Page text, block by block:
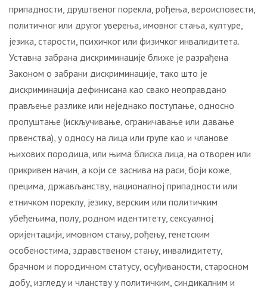
припадности, друштвеног порекла, рођења, вероисповести,
политичног или другог уверења, имовног стања, културе,
језика, старости, психичког или физичког инвалидитета.
Уставна забрана дискриминације ближе је разрађена
Законом о забрани дискриминације, тако што је
дискриминација дефинисана као свако неоправдано
прављење разлике или неједнако поступање, односно
пропуштање (искључивање, ограничавање или давање
првенства), у односу на лица или групе као и чланове
њихових породица, или њима блиска лица, на отворен или
прикривен начин, а који се заснива на раси, боји коже,
прецима, држављанству, националној припадности или
етничком пореклу, језику, верским или политичким
убеђењима, полу, родном идентитету, сексуалној
оријентацији, имовном стању, рођењу, генетским
особеностима, здравственом стању, инвалидитету,
брачном и породичном статусу, осуђиваности, старосном
добу, изгледу и чланству у политичким, синдикалним и